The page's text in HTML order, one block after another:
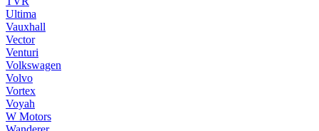
Ultima
Vauxhall
Vector
Venturi
Volkswagen
Volvo
Vortex
Voyah
W Motors